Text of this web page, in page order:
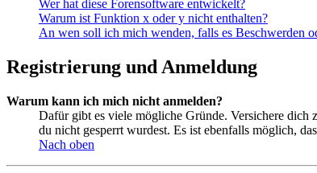
Wer hat diese Forensoftware entwickelt?
Warum ist Funktion x oder y nicht enthalten?
An wen soll ich mich wenden, falls es Beschwerden
Registrierung und Anmeldung
Warum kann ich mich nicht anmelden?
Dafür gibt es viele mögliche Gründe. Versichere dich
du nicht gesperrt wurdest. Es ist ebenfalls möglich,
Nach oben